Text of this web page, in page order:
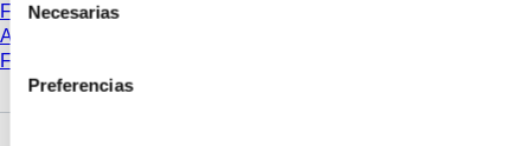
de
consentimiento
Necesarias
Preferencias
Ferias y Congresos
Aprendizaje electrónico
FAQ